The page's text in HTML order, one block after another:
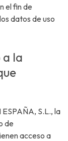
el fin de
datos de uso
a la
S.L., la
de
acceso a